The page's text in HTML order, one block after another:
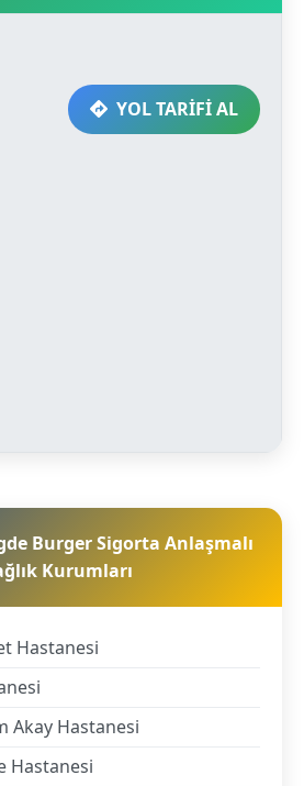
YOL TARİFİ AL
Burger Sigorta Anlaşmalı
Kurumları
Hastanesi
Akay Hastanesi
Hastanesi